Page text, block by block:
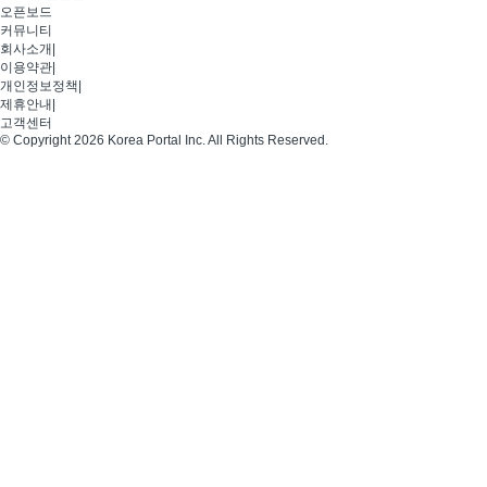
오픈보드
커뮤니티
회사소개
이용약관
개인정보정책
제휴안내
고객센터
© Copyright 2026 Korea Portal Inc. All Rights Reserved.